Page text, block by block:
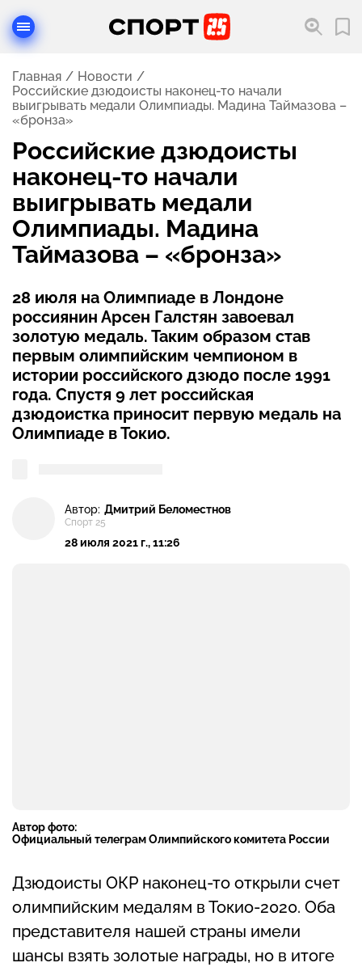
Главная
Новости
Российские дзюдоисты наконец-то начали
выигрывать медали Олимпиады. Мадина Таймазова –
«бронза»
Российские дзюдоисты
наконец-то начали
выигрывать медали
Олимпиады. Мадина
Таймазова – «бронза»
28 июля на Олимпиаде в Лондоне
россиянин Арсен Галстян завоевал
золотую медаль. Таким образом став
первым олимпийским чемпионом в
истории российского дзюдо после 1991
года. Спустя 9 лет российская
дзюдоистка приносит первую медаль на
Олимпиаде в Токио.
Автор: Дмитрий Беломестнов
Спорт 25
28 июля 2021 г., 11:26
Автор фото:
Официальный телеграм Олимпийского комитета России
Дзюдоисты ОКР наконец-то открыли счет
олимпийским медалям в Токио-2020. Оба
представителя нашей страны имели
шансы взять золотые награды, но в итоге